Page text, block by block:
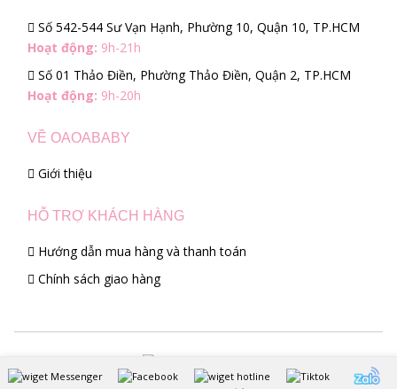
Số 542-544 Sư Vạn Hạnh, Phường 10, Quận 10, TP.HCM
Hoạt động: 9h-21h
Số 01 Thảo Điền, Phường Thảo Điền, Quận 2, TP.HCM
Hoạt động: 9h-20h
VỀ OAOABABY
Giới thiệu
HỖ TRỢ KHÁCH HÀNG
Hướng dẫn mua hàng và thanh toán
Chính sách giao hàng